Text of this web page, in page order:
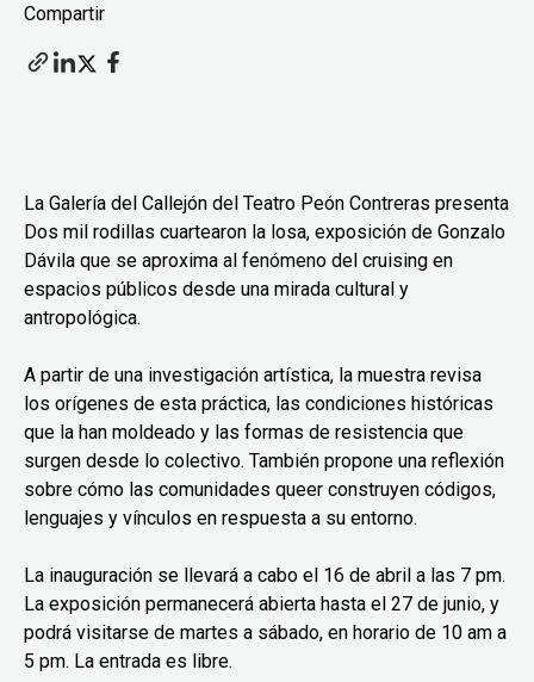
Compartir
La Galería del Callejón del Teatro Peón Contreras presenta
Dos mil rodillas cuartearon la losa, exposición de Gonzalo
Dávila que se aproxima al fenómeno del cruising en
espacios públicos desde una mirada cultural y
antropológica.
A partir de una investigación artística, la muestra revisa
los orígenes de esta práctica, las condiciones históricas
que la han moldeado y las formas de resistencia que
surgen desde lo colectivo. También propone una reflexión
sobre cómo las comunidades queer construyen códigos,
lenguajes y vínculos en respuesta a su entorno.
La inauguración se llevará a cabo el 16 de abril a las 7 pm.
La exposición permanecerá abierta hasta el 27 de junio, y
podrá visitarse de martes a sábado, en horario de 10 am a
5 pm. La entrada es libre.